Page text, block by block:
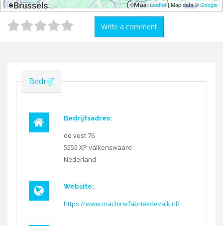
Leaflet| Map data ©Google
Write a comment
Verbergen
Bedrijf
Bedrijfsadres:
de vest 76
5555 XP valkenswaard
Nederland
Website:
https://www.machinefabriekdevalk.nl/